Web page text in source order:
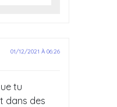
01/12/2021 À 06:26
tu
dans des